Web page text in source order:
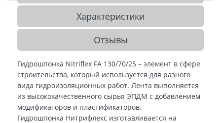
Характеристики
Отзывы
Гидрошпонка Nitriflex FA 130/70/25 – элемент в сфере
строительства, который используется для разного
вида гидроизоляционных работ. Лента выполняется
из высококачественного сырья ЭПДМ с добавлением
модификаторов и пластификаторов.
Гидрошпонка Нитрифлекс изготавливается на